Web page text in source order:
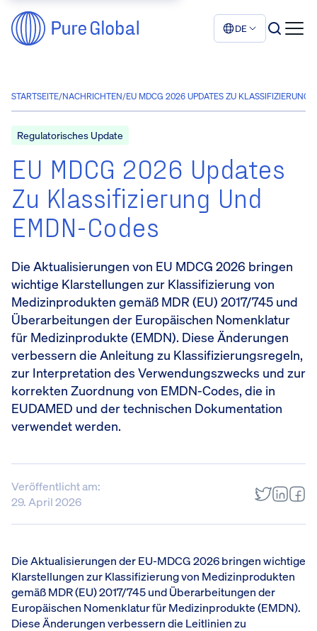
DE
STARTSEITE/NACHRICHTEN/EU MDCG 2026 UPDATES ZU KLASSIFIZIERUNG
Regulatorisches Update
EU MDCG 2026 Updates
Zu Klassifizierung Und
EMDN-Codes
Die Aktualisierungen von EU MDCG 2026 bringen
wichtige Klarstellungen zur Klassifizierung von
Medizinprodukten gemäß MDR (EU) 2017/745 und
Überarbeitungen der Europäischen Nomenklatur
für Medizinprodukte (EMDN). Diese Änderungen
verbessern die Anleitung zu Klassifizierungsregeln,
zur Interpretation des Verwendungszwecks und zur
korrekten Zuordnung von EMDN-Codes, die in
EUDAMED und der technischen Dokumentation
verwendet werden.
Veröffentlicht am:
29. April 2026
Die Aktualisierungen der EU-MDCG 2026 bringen wichtige
Klarstellungen zur Klassifizierung von Medizinprodukten
gemäß MDR (EU) 2017/745 und Überarbeitungen der
Europäischen Nomenklatur für Medizinprodukte (EMDN).
Diese Änderungen verbessern die Leitlinien zu